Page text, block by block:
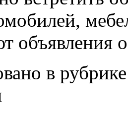
объявления
в